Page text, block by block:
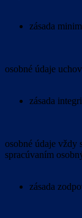
zásada
osobné údaje
zásada
osobné údaje vždy
spracúvaním
zásada